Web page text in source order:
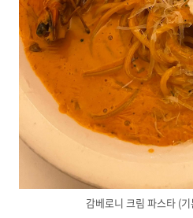
감베로니 크림 파스타 (